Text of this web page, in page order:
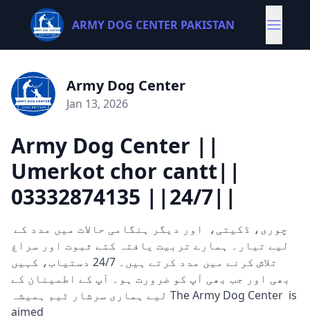
ARMY DOG CENTER PAKISTAN
Army Dog Center
Jan 13, 2026
Army Dog Center ||
Umerkot chor cantt||
03332874135 ||24/7||
لیے تیار۔ ہمارے تربیت یافتہ کتے ثبوت اور سراغ
تلاش کرنے میں مدد کرتے ہیں۔ 24/7 دستیاب، کہیں
بھی اور جب بھی آپ کو ضرورت ہو۔ آپ کے اطمینان کے
لیے ہماری سرشار ٹیم ہمیشہ The Army Dog Center is
aimed